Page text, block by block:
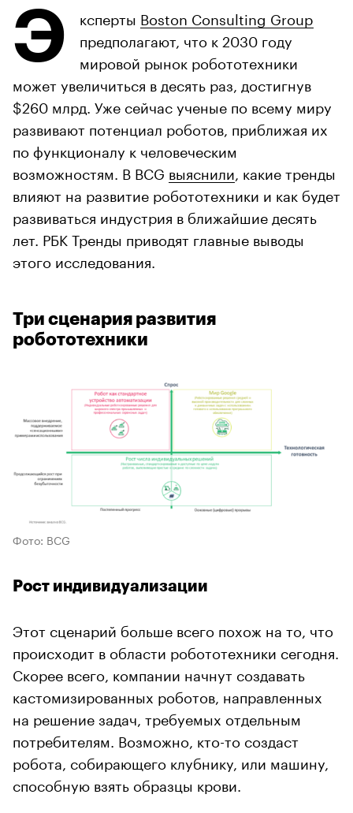
Э ксперты Boston Consulting Group
предполагают, что к 2030 году
мировой рынок робототехники
может увеличиться в десять раз, достигнув
$260 млрд. Уже сейчас ученые по всему миру
развивают потенциал роботов, приближая их
по функционалу к человеческим
возможностям. В BCG выяснили , какие тренды
влияют на развитие робототехники и как будет
развиваться индустрия в ближайшие десять
лет. РБК Тренды приводят главные выводы
этого исследования.
Три сценария развития
робототехники
Фото: BCG
Рост индивидуализации
Этот сценарий больше всего похож на то, что
происходит в области робототехники сегодня.
Скорее всего, компании начнут создавать
кастомизированных роботов, направленных
на решение задач, требуемых отдельным
потребителям. Возможно, кто-то создаст
робота, собирающего клубнику, или машину,
способную взять образцы крови.